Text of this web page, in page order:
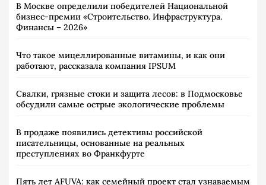
В Москве определили победителей Национальной
бизнес-премии «Строительство. Инфраструктура.
Финансы – 2026»
Что такое мицеллированные витамины, и как они
работают, рассказала компания IPSUM
Свалки, грязные стоки и защита лесов: в Подмосковье
обсудили самые острые экологические проблемы
В продаже появились детективы российской
писательницы, основанные на реальных
преступлениях во Франкфурте
Пять лет AFUVA: как семейный проект стал узнаваемым